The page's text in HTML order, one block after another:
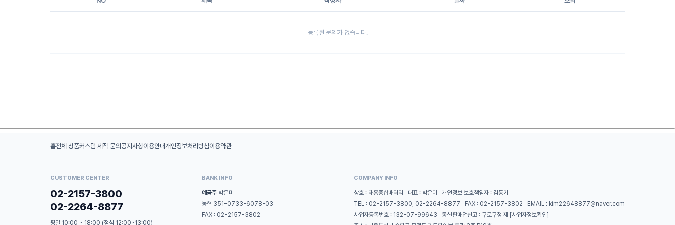
등록된 문의가 없습니다.
홈전체 상품커스텀 제작 문의 공지사항이용안내개인정보처리방침이용약관
CUSTOMER CENTER
02-2157-3800
02-2264-8877
평일 10:00 ~ 18:00 (점심 12:00~13:00)
BANK INFO
예금주 박은미
농협 351-0733-6078-03
FAX : 02-2157-3802
COMPANY INFO
상호 : 태흥종합배터리 대표 : 박은미 개인정보 보호책임자 : 김동기
TEL : 02-2157-3800, 02-2264-8877 FAX : 02-2157-3802 EMAIL : kim22648877@naver.com
사업자등록번호 : 132-07-99643 통신판매업신고 : 구로구청 제
[사업자정보확인]